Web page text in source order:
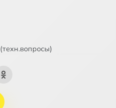
(техн.вопросы)